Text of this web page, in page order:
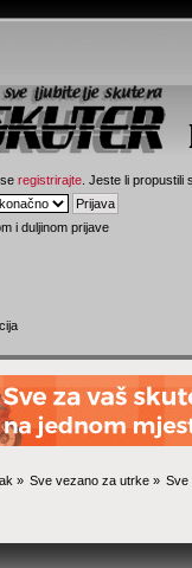
seregistrirajte . Jeste li propustili
i duljinom prijave
» Sve vezano za utrke » Sve